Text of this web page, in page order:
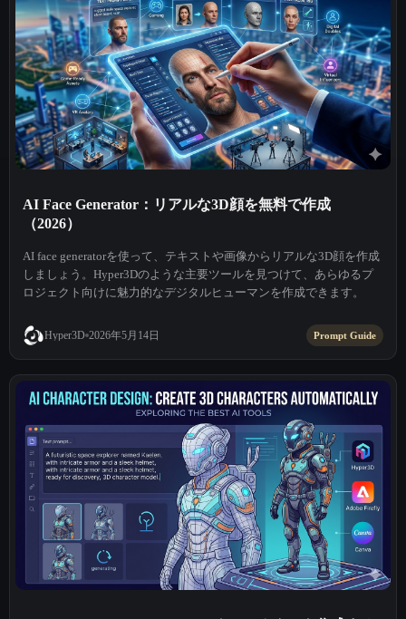
AI Face Generator：リアルな3D顔を無料で作成
（2026）
AI face generatorを使って、テキストや画像からリアルな3D顔を作成
しましょう。Hyper3Dのような主要ツールを見つけて、あらゆるプ
ロジェクト向けに魅力的なデジタルヒューマンを作成できます。
Hyper3D 2026年5月14日 Prompt Guide